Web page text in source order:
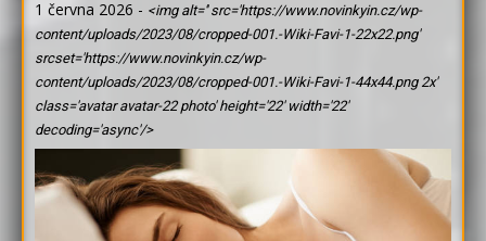
1 června 2026 - <img alt='' src='https://www.novinkyin.cz/wp-
content/uploads/2023/08/cropped-001.-Wiki-Favi-1-22x22.png'
srcset='https://www.novinkyin.cz/wp-
content/uploads/2023/08/cropped-001.-Wiki-Favi-1-44x44.png 2x'
class='avatar avatar-22 photo' height='22' width='22'
decoding='async'/>